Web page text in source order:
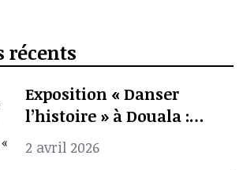
récents
Exposition « Danser
l’histoire » à Douala :
quand l’archive
photographique ravive la
2 avril 2026